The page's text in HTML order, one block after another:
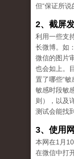
但“保证所说
2、截屏
利用一些支
长微博。如
微信的图片
也会如上。
置了哪些“
敏感时段敏
则），以及
测试会能找
3、使用
本网在1月
在微信中打